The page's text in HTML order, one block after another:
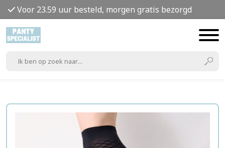
Voor 23.59 uur besteld, morgen gratis bezorgd